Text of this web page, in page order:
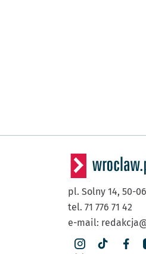
pl. Solny 14, 50-
tel. 71 776 71 42
e-mail: